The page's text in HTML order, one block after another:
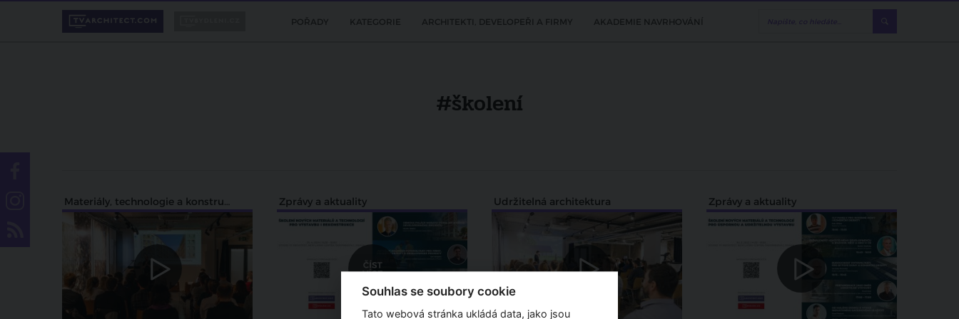
POŘADY KATEGORIE ARCHITEKTI, DEVELOPEŘI A FIRMY AKADEMIE NAVRHOVÁNÍ
#školení
Materiály, technologie a konstrukce Zprávy a aktuality Udržitelná architektura Zprávy a aktuality
Souhlas se soubory cookie
Tato webová stránka ukládá data, jako jsou